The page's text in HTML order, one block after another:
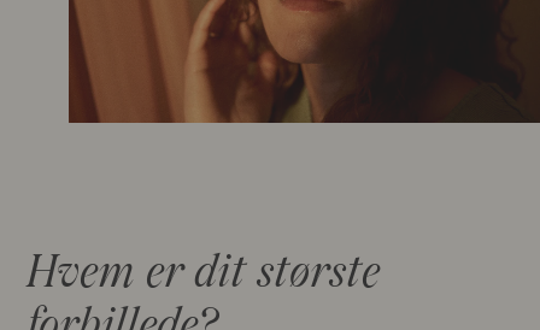
Hvem er dit største